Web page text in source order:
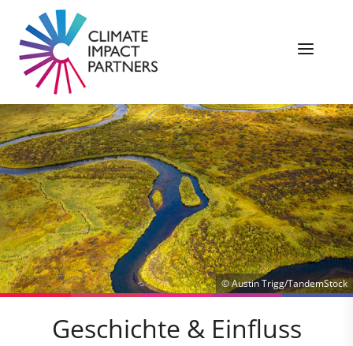
© Austin Trigg/TandemStock
Geschichte & Einfluss